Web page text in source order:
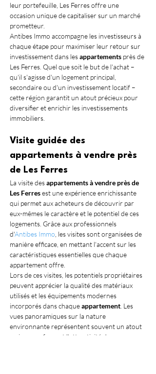
leur portefeuille, Les Ferres offre une
occasion unique de capitaliser sur un marché
prometteur.
Antibes Immo accompagne les investisseurs à
chaque étape pour maximiser leur retour sur
investissement dans les appartements près de
Les Ferres. Quel que soit le but de l'achat –
qu'il s'agisse d'un logement principal,
secondaire ou d'un investissement locatif –
cette région garantit un atout précieux pour
diversifier et enrichir les investissements
immobiliers.
Visite guidée des
appartements à vendre près
de Les Ferres
La visite des appartements à vendre près de
Les Ferres est une expérience enrichissante
qui permet aux acheteurs de découvrir par
eux-mêmes le caractère et le potentiel de ces
logements. Grâce aux professionnels
d'Antibes Immo , les visites sont organisées de
manière efficace, en mettant l'accent sur les
caractéristiques essentielles que chaque
appartement offre.
Lors de ces visites, les potentiels propriétaires
peuvent apprécier la qualité des matériaux
utilisés et les équipements modernes
incorporés dans chaque appartement . Les
vues panoramiques sur la nature
environnante représentent souvent un atout
majeur, renforçant l'attractivité de ces